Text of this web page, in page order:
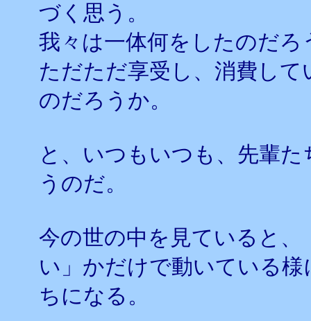
づく思う。
我々は一体何をしたのだろ
ただただ享受し、消費し
のだろうか。
と、いつもいつも、先輩
うのだ。
今の世の中を見ていると
い」かだけで動いている
ちになる。